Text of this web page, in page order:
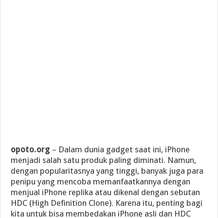
opoto.org – Dalam dunia gadget saat ini, iPhone
menjadi salah satu produk paling diminati. Namun,
dengan popularitasnya yang tinggi, banyak juga para
penipu yang mencoba memanfaatkannya dengan
menjual iPhone replika atau dikenal dengan sebutan
HDC (High Definition Clone). Karena itu, penting bagi
kita untuk bisa membedakan iPhone asli dan HDC